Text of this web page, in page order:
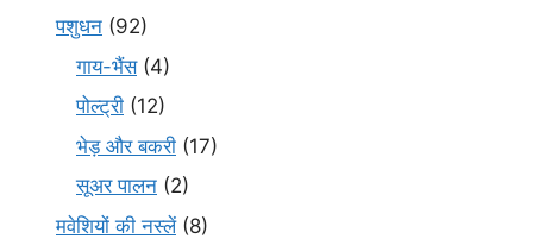
पशुधन (92)
गाय-भैंस(4)
पोल्ट्री (12)
भेड़ और बकरी (17)
सूअर पालन (2)
मवेशियों की नस्लें(8)